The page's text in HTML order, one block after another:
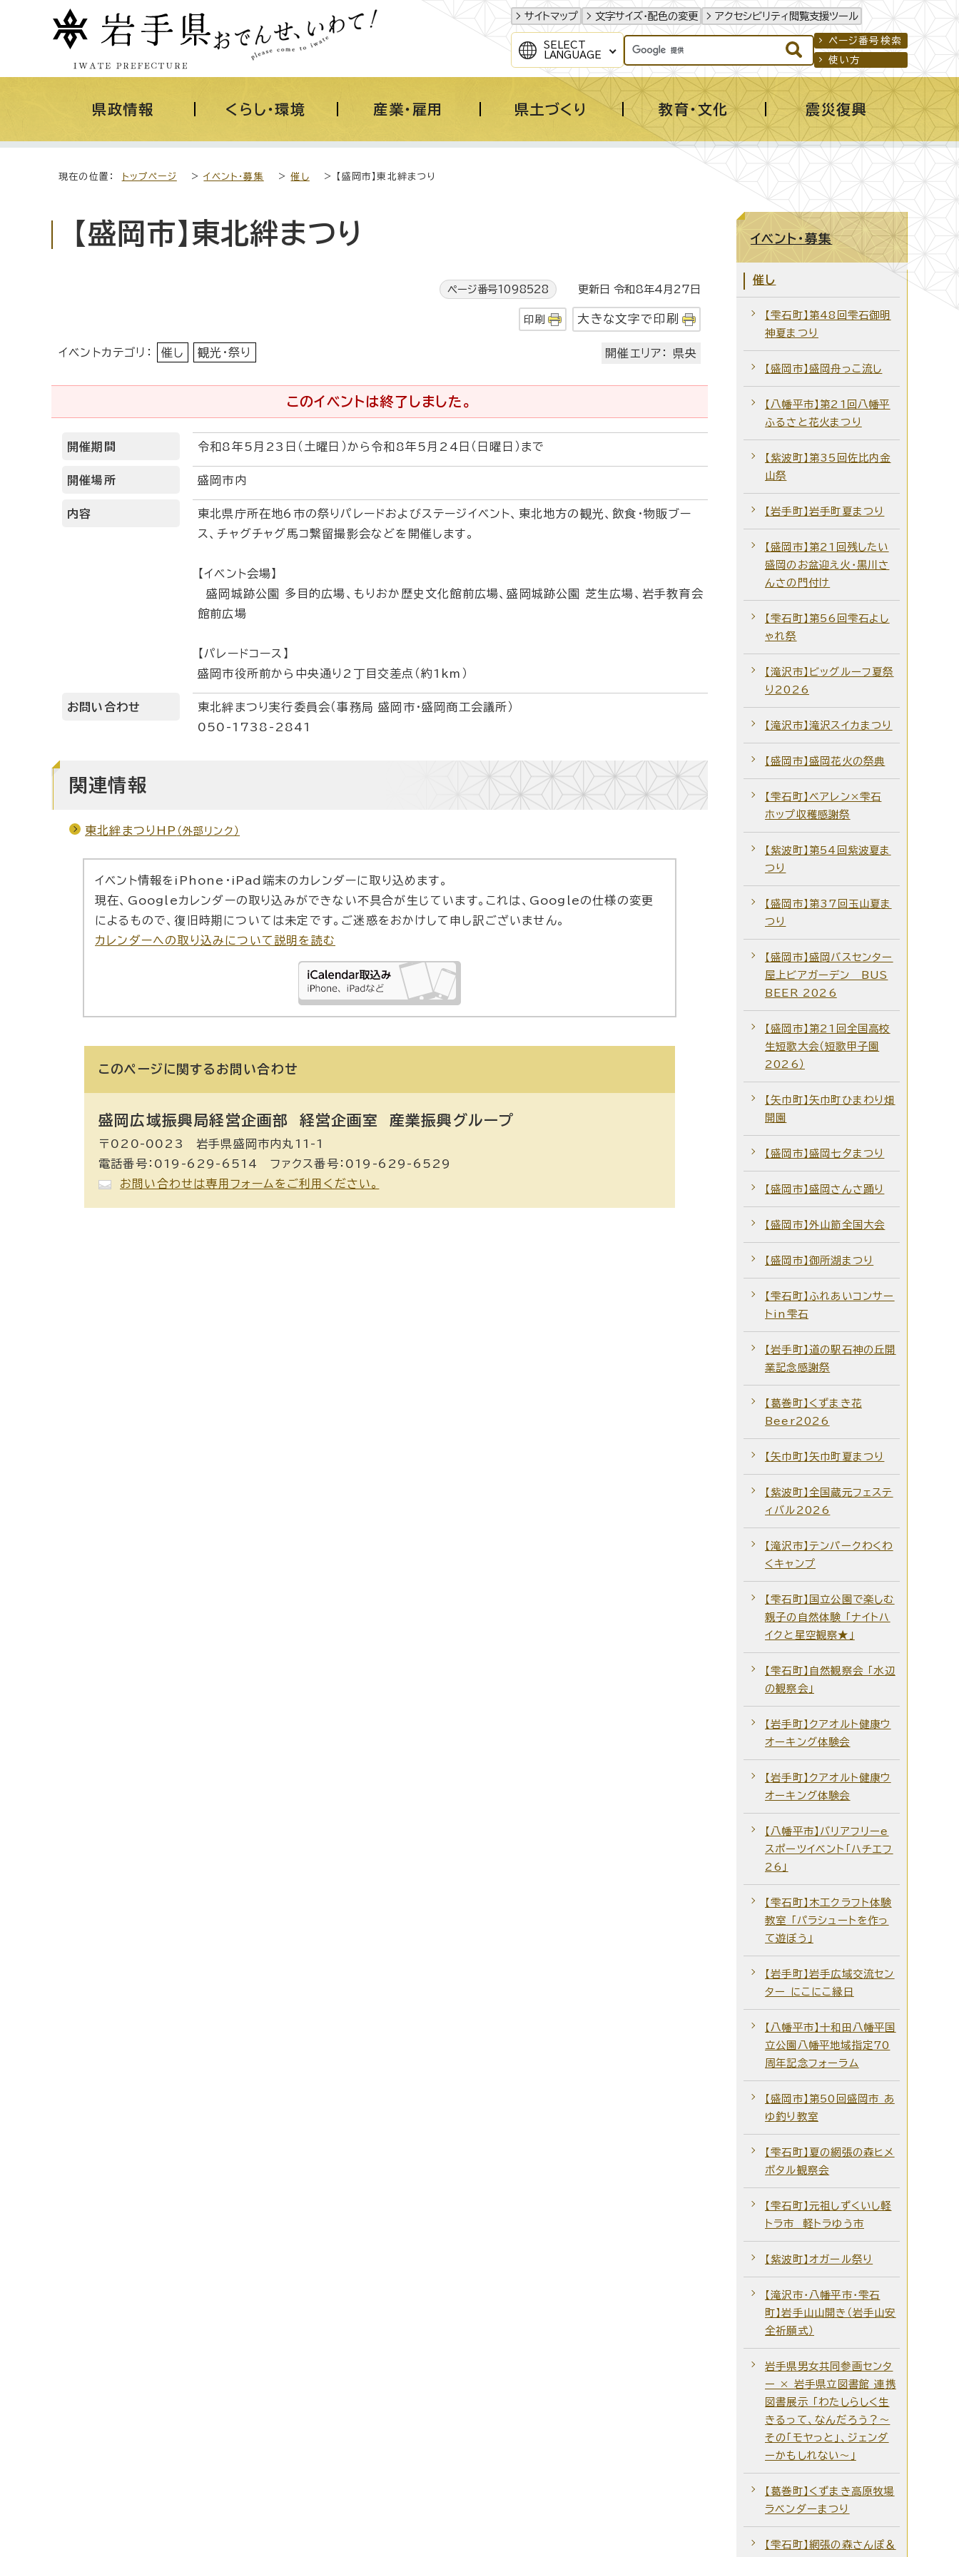
サイトマップ 文字サイズ・配色の変更 アクセシビリティ閲覧支援ツール
SELECT
LANGUAGE
ページ番号検索
使い方
県政情報 くらし・環境 産業・雇用 県土づくり 教育・文化 震災復興
現在の位置： トップページ >イベント・募集 >催し > 【盛岡市】東北絆まつり
【盛岡市】東北絆まつり
ページ番号1098528 更新日 令和8年4月27日
印刷 大きな文字で印刷
イベントカテゴリ： 催し 観光・祭り 開催エリア： 県央
このイベントは終了しました。
開催期間 令和8年5月23日（土曜日）から令和8年5月24日（日曜日）まで
開催場所 盛岡市内
内容
東北県庁所在地6市の祭りパレードおよびステージイベント、東北地方の観光、飲食・物販ブー
ス、チャグチャグ馬コ繋留撮影会などを開催します。
【イベント会場】
盛岡城跡公園 多目的広場、もりおか歴史文化館前広場、盛岡城跡公園 芝生広場、岩手教育会
館前広場
【パレードコース】
盛岡市役所前から中央通り2丁目交差点（約1km）
お問い合わせ
東北絆まつり実行委員会（事務局 盛岡市・盛岡商工会議所）
050-1738-2841
関連情報
東北絆まつりHP （外部リンク）
イベント情報をiPhone・iPad端末のカレンダーに取り込めます。
現在、Googleカレンダーの取り込みができない不具合が生じています。これは、Googleの仕様の変更
によるもので、復旧時期については未定です。ご迷惑をおかけして申し訳ございません。
カレンダーへの取り込みについて説明を読む
このページに関する お問い合わせ
盛岡広域振興局経営企画部 経営企画室 産業振興グループ
〒020-0023 岩手県盛岡市内丸11-1
電話番号：019-629-6514 ファクス番号：019-629-6529
お問い合わせは専用フォームをご利用ください。
イベント・募集
催し
【雫石町】第48回雫石御明
神夏まつり
【盛岡市】盛岡舟っこ流し
【八幡平市】第21回八幡平
ふるさと花火まつり
【紫波町】第35回佐比内金
山祭
【岩手町】岩手町夏まつり
【盛岡市】第21回残したい
盛岡のお盆迎え火・黒川さ
んさの門付け
【雫石町】第56回雫石よし
ゃれ祭
【滝沢市】ビッグルーフ夏祭
り2026
【滝沢市】滝沢スイカまつり
【盛岡市】盛岡花火の祭典
【雫石町】ベアレン×雫石
ホップ収穫感謝祭
【紫波町】第54回紫波夏ま
つり
【盛岡市】第37回玉山夏ま
つり
【盛岡市】盛岡バスセンター
屋上ビアガーデン BUS
BEER 2026
【盛岡市】第21回全国高校
生短歌大会（短歌甲子園
2026）
【矢巾町】矢巾町ひまわり畑
開園
【盛岡市】盛岡七夕まつり
【盛岡市】盛岡さんさ踊り
【盛岡市】外山節全国大会
【盛岡市】御所湖まつり
【雫石町】ふれあいコンサー
トin雫石
【岩手町】道の駅石神の丘開
業記念感謝祭
【葛巻町】くずまき花
Beer2026
【矢巾町】矢巾町夏まつり
【紫波町】全国蔵元フェステ
ィバル2026
【滝沢市】テンパークわくわ
くキャンプ
【雫石町】国立公園で楽しむ
親子の自然体験 「ナイトハ
イクと星空観察★」
【雫石町】自然観察会 ｢水辺
の観察会｣
【岩手町】クアオルト健康ウ
オーキング体験会
【岩手町】クアオルト健康ウ
オーキング体験会
【八幡平市】バリアフリーe
スポーツイベント「ハチエフ
26」
【雫石町】木工クラフト体験
教室 「パラシュートを作っ
て遊ぼう」
【岩手町】岩手広域交流セン
ター にこにこ縁日
【八幡平市】十和田八幡平国
立公園八幡平地域指定70
周年記念フォーラム
【盛岡市】第50回盛岡市 あ
ゆ釣り教室
【雫石町】夏の網張の森ヒメ
ボタル観察会
【雫石町】元祖しずくいし軽
トラ市 軽トラゆう市
【紫波町】オガール祭り
【滝沢市・八幡平市・雫石
町】岩手山山開き（岩手山安
全祈願式）
岩手県男女共同参画センタ
ー × 岩手県立図書館 連携
図書展示 「わたしらしく生
きるって、なんだろう？～
その「モヤっと」、ジェンダ
ーかもしれない～」
【葛巻町】くずまき高原牧場
ラベンダーまつり
【雫石町】網張の森さんぽ＆